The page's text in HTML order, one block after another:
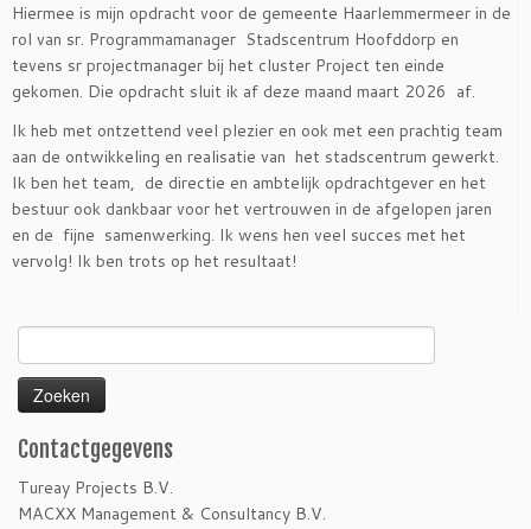
Hiermee is mijn opdracht voor de gemeente Haarlemmermeer in de
rol van sr. Programmamanager Stadscentrum Hoofddorp en
tevens sr projectmanager bij het cluster Project ten einde
gekomen. Die opdracht sluit ik af deze maand maart 2026 af.
Ik heb met ontzettend veel plezier en ook met een prachtig team
aan de ontwikkeling en realisatie van het stadscentrum gewerkt.
Ik ben het team, de directie en ambtelijk opdrachtgever en het
bestuur ook dankbaar voor het vertrouwen in de afgelopen jaren
en de fijne samenwerking. Ik wens hen veel succes met het
vervolg! Ik ben trots op het resultaat!
naar:
Contactgegevens
Tureay Projects B.V.
MACXX Management & Consultancy B.V.